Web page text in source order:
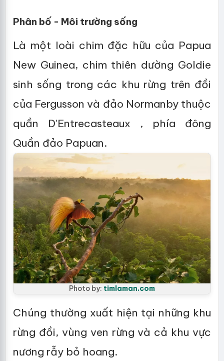
Phân bố - Môi trường sống
Là một loài chim đặc hữu của Papua
New Guinea, chim thiên dường Goldie
sinh sống trong các khu rừng trên đồi
của Fergusson và đảo Normanby thuộc
quần D'Entrecasteaux , phía đông
Quần đảo Papuan.
Photo by: timlaman.com
Chúng thường xuất hiện tại những khu
rừng đồi, vùng ven rừng và cả khu vực
nương rẫy bỏ hoang.